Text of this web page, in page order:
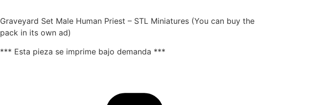
Graveyard Set Male Human Priest – STL Miniatures (You can buy the
pack in its own ad)
*** Esta pieza se imprime bajo demanda ***